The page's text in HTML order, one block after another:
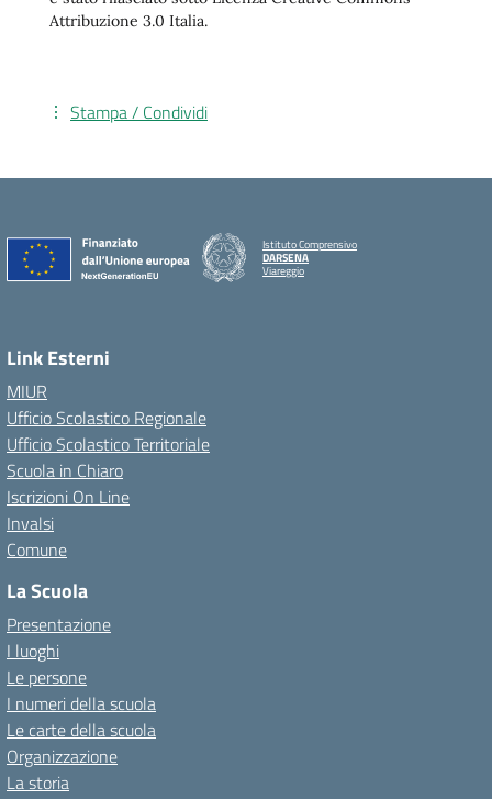
Attribuzione 3.0 Italia.
Stampa / Condividi
Istituto Comprensivo
DARSENA
Viareggio
Link Esterni
MIUR
Ufficio Scolastico Regionale
Ufficio Scolastico Territoriale
Scuola in Chiaro
Iscrizioni On Line
Invalsi
Comune
La Scuola
Presentazione
I luoghi
Le persone
I numeri della scuola
Le carte della scuola
Organizzazione
La storia